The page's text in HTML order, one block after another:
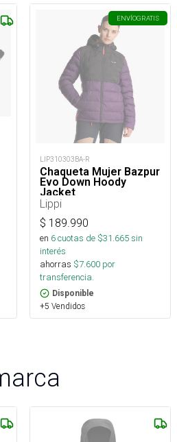
ENVÍOGRATIS
LIP310303BA-R
Chaqueta Mujer Bazpur
Evo Down Hoody
Jacket
Lippi
$ 189.990
en 6cuotas de $31.665sin
interés
ahorras $7.600 por
transferencia.
Disponible
+5 Vendidos